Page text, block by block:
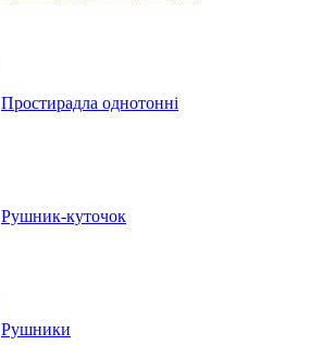
Простирадла однотонні
Рушник-куточок
Рушники